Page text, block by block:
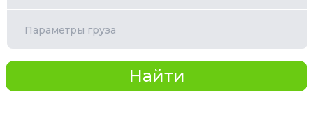
Параметры груза
Найти